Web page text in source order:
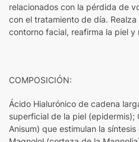
relacionados con la pérdida de
con el tratamiento de día.
contorno facial, reafirma la piel y
COMPOSICIÓN:
Ácido Hialurónico de cadena
superficial de la piel (epidermis);
Anisum) que estimulan la